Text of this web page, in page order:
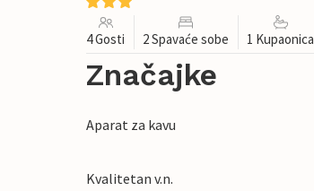
4 Gosti 2 Spavaće sobe 1 Kupaonica
Značajke
Aparat za kavu
Kvalitetan v.n.